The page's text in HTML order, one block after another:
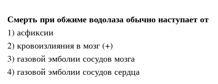
Смерть при обжиме водолаза обычно наступает от
1) асфиксии
2) кровоизлияния в мозг (+)
3) газовой эмболии сосудов мозга
4) газовой эмболии сосудов сердца